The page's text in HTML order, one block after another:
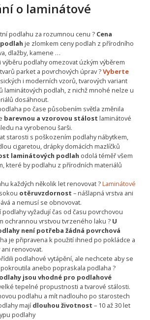
o laminátové
podlahu za rozumnou cenu ? Cena
je zlomkem ceny podlah z přírodního
dlažby, kamene …
podlahy omezovat úzkým výběrem
parket a povrchových úprav ?Vyberte
i moderních vzorů, tvarových variant
laminátových podlah, z nichž mnohé nelze u
dosáhnout.
po čase působením světla změnila
barevnou a vzorovou stálost laminátové
na vyrobenou šarši.
starosti s poškozením podlahy nábytkem,
cigaretou, drápky domácích mazlíčků
laminátových podlah odolá téměř všem
které by podlahu z přírodních materiálů
každých několik let renovovat ?Laminátové
otěruvzdornost – nášlapná vrstva ani
a nemusí se obnovovat.
vyžadují čas od času povrchovou
ochrannou vrstvou tvrzeného laku ?U
není potřeba žádná povrchová
je připravena k použití ihned po pokládce a
renovovat.
podlahové vytápění, ale nechcete aby se
anebo popraskala podlaha ?
jsou vhodné pro podlahové
tepelné propustnosti a tvarové stálosti.
podlahu a mít nadlouho po starostech
mají dlouhou životnost – 10 až 30 let
podlahy